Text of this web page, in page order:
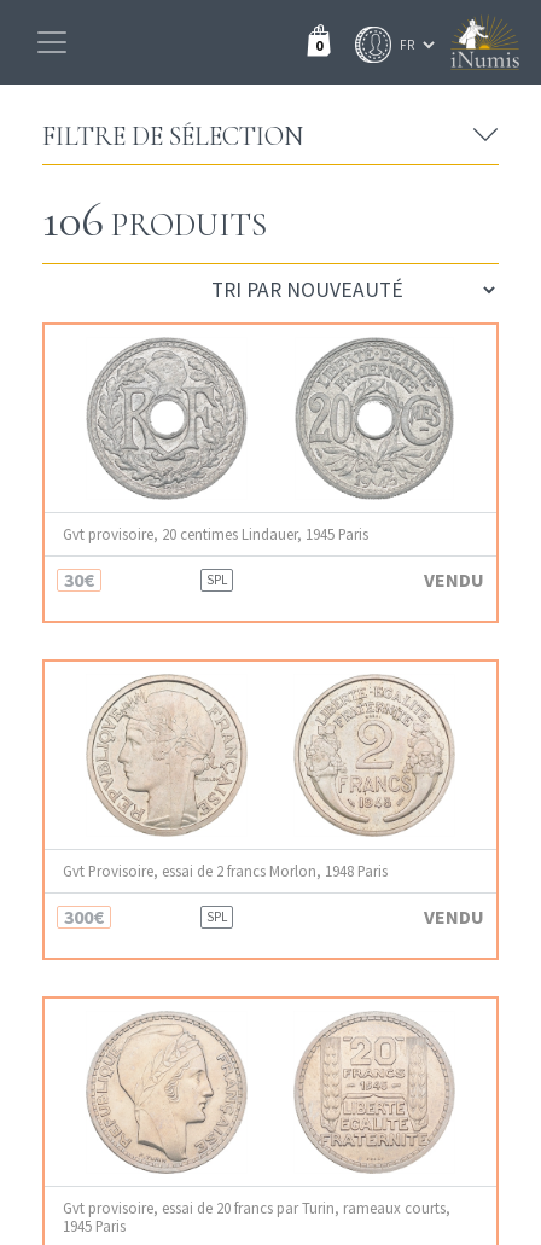
0
FILTRE DE SÉLECTION
106 PRODUITS
Gvt provisoire, 20 centimes Lindauer, 1945 Paris
30€ SPL VENDU
Gvt Provisoire, essai de 2 francs Morlon, 1948 Paris
300€ SPL VENDU
Gvt provisoire, essai de 20 francs par Turin, rameaux courts,
1945 Paris